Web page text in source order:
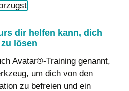
dir helfen kann, dich
lösen
Avatar®-Training genannt,
um dich von den
zu befreien und ein